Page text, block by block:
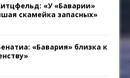
«У «Баварии»
скамейка запасных»
«Бавария» близка к